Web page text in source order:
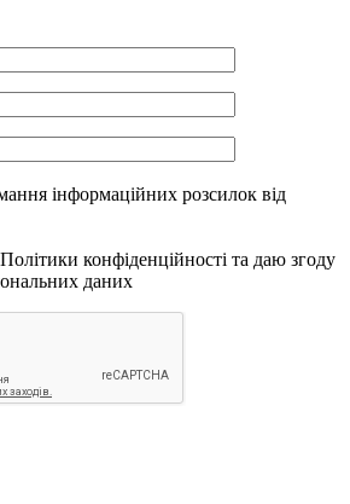
інформаційних розсилок від
конфіденційності та даю згоду
даних